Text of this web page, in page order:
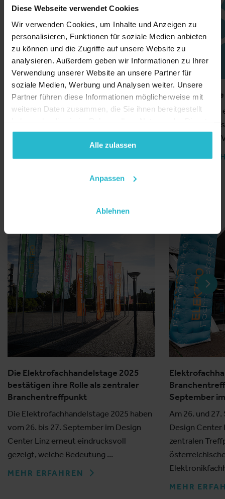
Diese Webseite verwendet Cookies
Wir verwenden Cookies, um Inhalte und Anzeigen zu
personalisieren, Funktionen für soziale Medien anbieten
zu können und die Zugriffe auf unsere Website zu
analysieren. Außerdem geben wir Informationen zu Ihrer
Verwendung unserer Website an unsere Partner für
soziale Medien, Werbung und Analysen weiter. Unsere
Partner führen diese Informationen möglicherweise mit
weiteren Daten zusammen, die Sie ihnen bereitgestellt
gesammelt haben.
Alle zulassen
Anpassen
Ablehnen
Akkreditierung
Sie möchten über die Messe in Ihrem
Presselounge
Es steht Ihnen
der Messe zur
MEHR
Pressemitteilungen
Die Elektrofachhandelstage 2025
bestätigen ihre Rolle als zentraler
Branchentreffpunkt
Die Elektrofachhandelstage 2025 haben
vom 26. bis 27. September im Design
Center Linz erneut eindrucksvoll
gezeigt, welche Bedeutung ...
MEHR ERFAHREN
September
Am 26. und
Design Center
zentralen
MEHR